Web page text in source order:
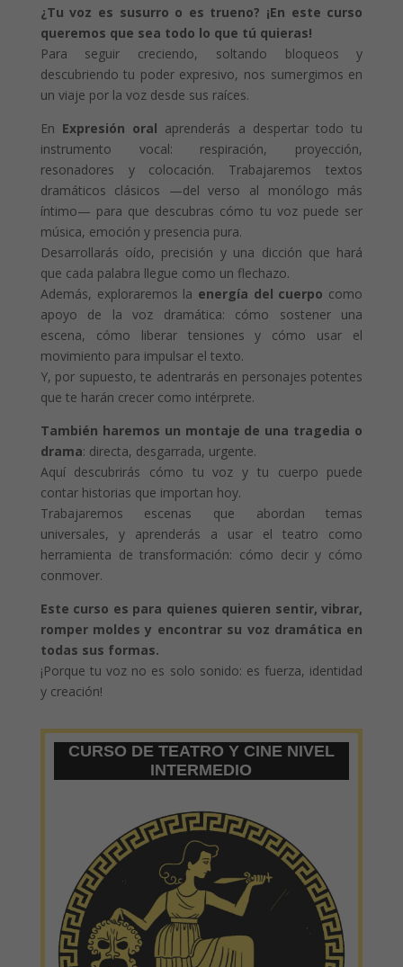
¿Tu voz es susurro o es trueno? ¡En este curso
queremos que sea todo lo que tú quieras!
Para seguir creciendo, soltando bloqueos y
descubriendo tu poder expresivo, nos sumergimos en
un viaje por la voz desde sus raíces.
En Expresión oral aprenderás a despertar todo tu
instrumento vocal: respiración, proyección,
resonadores y colocación. Trabajaremos textos
dramáticos clásicos —del verso al monólogo más
íntimo— para que descubras cómo tu voz puede ser
música, emoción y presencia pura.
Desarrollarás oído, precisión y una dicción que hará
que cada palabra llegue como un flechazo.
Además, exploraremos la energía del cuerpo como
apoyo de la voz dramática: cómo sostener una
escena, cómo liberar tensiones y cómo usar el
movimiento para impulsar el texto.
Y, por supuesto, te adentrarás en personajes potentes
que te harán crecer como intérprete.
También haremos un montaje de una tragedia o
drama: directa, desgarrada, urgente.
Aquí descubrirás cómo tu voz y tu cuerpo puede
contar historias que importan hoy.
Trabajaremos escenas que abordan temas
universales, y aprenderás a usar el teatro como
herramienta de transformación: cómo decir y cómo
conmover.
Este curso es para quienes quieren sentir, vibrar,
romper moldes y encontrar su voz dramática en
todas sus formas.
¡Porque tu voz no es solo sonido: es fuerza, identidad
y creación!
CURSO DE TEATRO Y CINE NIVEL
INTERMEDIO